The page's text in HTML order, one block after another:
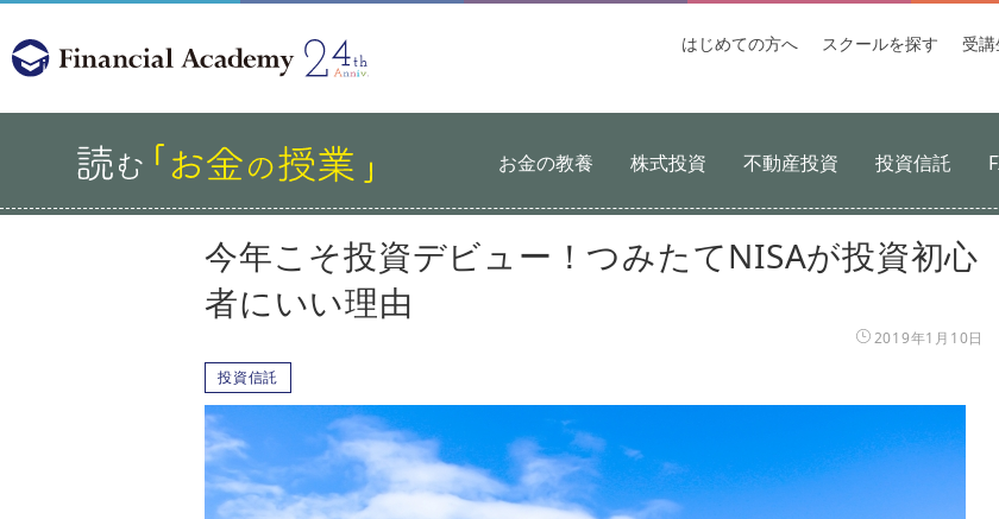
はじめての方へ スクールを探す 受講
お金の教養 株式投資 不動産投資 投資信託
今年こそ投資デビュー！つみたてNISAが投資初心
者にいい理由
2019年1月10日
投資信託